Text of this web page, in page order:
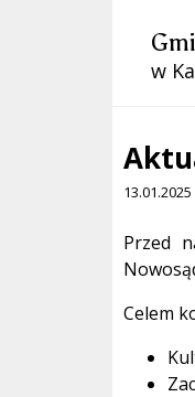
w
13.01.2025
Treść
Przed
Celem